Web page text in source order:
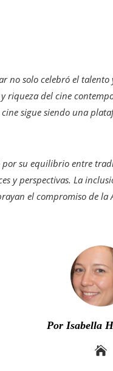
no solo celebró el
del cine
sigue siendo una
por su equilibrio entre
y perspectivas. La
el compromiso de
Por Isabella